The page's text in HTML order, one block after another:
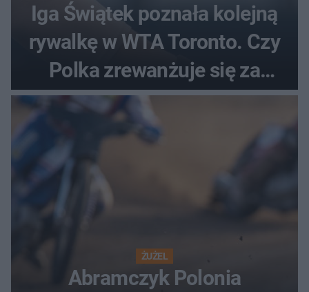
Iga Świątek poznała kolejną
rywalkę w WTA Toronto. Czy
Polka zrewanżuje się za
ostatnią porażkę?
ŻUŻEL
Abramczyk Polonia